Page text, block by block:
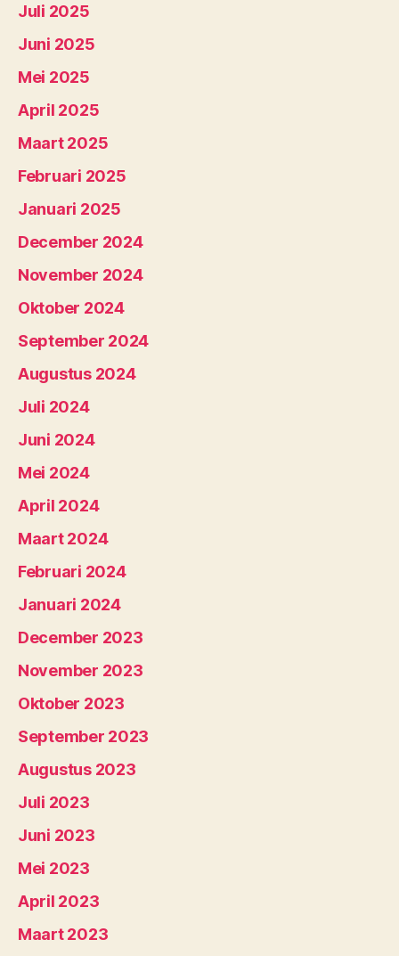
Juli 2025
Juni 2025
Mei 2025
April 2025
Maart 2025
Februari 2025
Januari 2025
December 2024
November 2024
Oktober 2024
September 2024
Augustus 2024
Juli 2024
Juni 2024
Mei 2024
April 2024
Maart 2024
Februari 2024
Januari 2024
December 2023
November 2023
Oktober 2023
September 2023
Augustus 2023
Juli 2023
Juni 2023
Mei 2023
April 2023
Maart 2023